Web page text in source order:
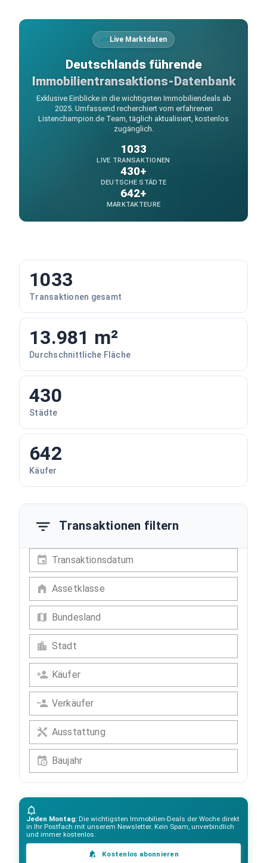
Live Marktdaten
Deutschlands führende
Immobilientransaktions-Datenbank
Exklusive Einblicke in die wichtigsten Immobiliendeals ab
2025. Umfassend recherchiert vom erfahrenen
Listenchampion.de Team, täglich aktualisiert, kostenlos
zugänglich.
1033
LIVE TRANSAKTIONEN
430+
DEUTSCHE STÄDTE
642+
MARKTAKTEURE
1033
Transaktionen gesamt
13.981 m²
Durchschnittliche Fläche
430
Städte
642
Käufer
Transaktionen filtern
Transaktionsdatum
Assetklasse
Bundesland
Stadt
Käufer
Verkäufer
Ausstattung
Baujahr
Jeden Montag: Die wichtigsten Immobilien-Deals der Woche direkt
in Ihr Postfach mit unserem Newsletter. Kein Spam, unverbindlich
und immer kostenlos.
Kostenlos abonnieren